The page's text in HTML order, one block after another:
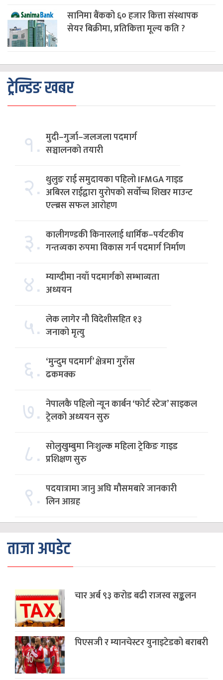
सानिमा बैंकको ६० हजार कित्ता संस्थापक
सेयर बिक्रीमा, प्रतिकित्ता मूल्य कति ?
ट्रेन्डिङ खबर
१. मुदी–गुर्जा–जलजला पदमार्ग
सञ्चालनको तयारी
२. थुलुङ राई समुदायका पहिलो IFMGA गाइड
अबिरल राईद्वारा युरोपको सर्वोच्च शिखर माउन्ट
एल्ब्रस सफल आरोहण
३. कालीगण्डकी किनारलाई धार्मिक–पर्यटकीय
गन्तव्यका रुपमा विकास गर्न पदमार्ग निर्माण
४. म्याग्दीमा नयाँ पदमार्गको सम्भाव्यता
अध्ययन
५. लेक लागेर नौ विदेशीसहित १३
जनाको मृत्यु
६. ‘मुन्दुम पदमार्ग’ क्षेत्रमा गुराँस
ढकमक्क
७. नेपालकै पहिलो न्यून कार्बन ‘फोर्ट स्टेज’ साइकल
ट्रेलको अध्ययन सुरु
८. सोलुखुम्बुमा निःशुल्क महिला ट्रेकिङ गाइड
प्रशिक्षण सुरु
९. पदयात्रामा जानु अघि मौसमबारे जानकारी
लिन आग्रह
ताजा अपडेट
चार अर्ब ९३ करोड बढी राजस्व सङ्कलन
पिएसजी र म्यानचेस्टर युनाइटेडको बराबरी